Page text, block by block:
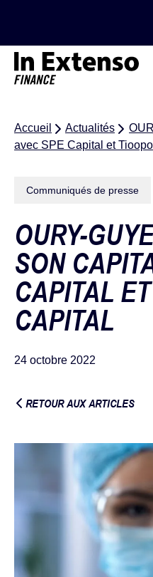
Accueil Actualités
avec SPE Capital et
Communiqués de presse
OURY-
SON
CAPITAL
CAPITAL
24 octobre 2022
RETOUR AUX ARTICLES